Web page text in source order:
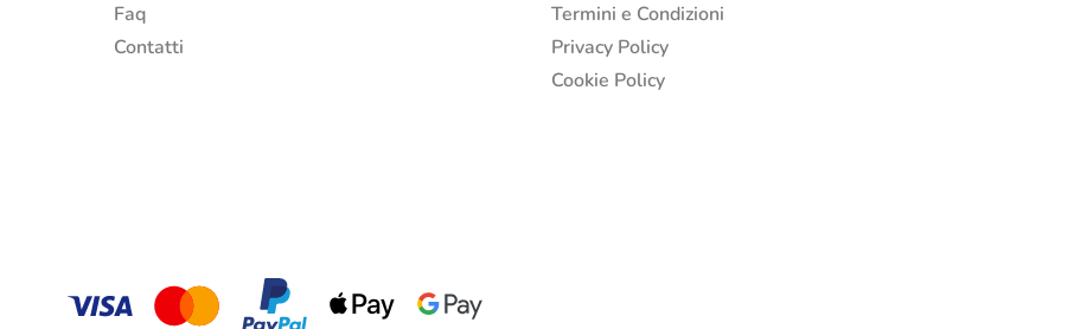
Faq
Contatti
Termini e Condizioni
Privacy Policy
Cookie Policy